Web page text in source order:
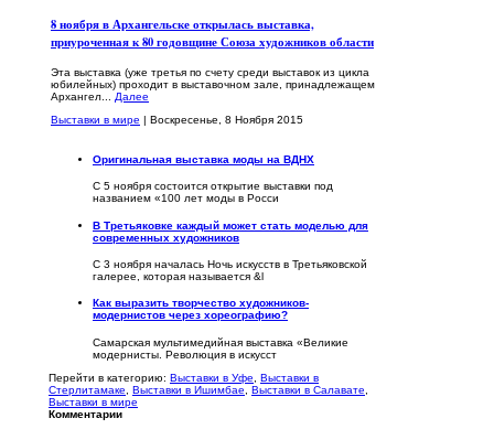
8 ноября в Архангельске открылась выставка,
приуроченная к 80 годовщине Союза художников области
Эта выставка (уже третья по счету среди выставок из цикла
юбилейных) проходит в выставочном зале, принадлежащем
Архангел... Далее
Выставки в мире | Воскресенье, 8 Ноября 2015
Оригинальная выставка моды на ВДНХ
С 5 ноября состоится открытие выставки под
названием «100 лет моды в Росси
В Третьяковке каждый может стать моделью для
современных художников
С 3 ноября началась Ночь искусств в Третьяковской
галерее, которая называется &l
Как выразить творчество художников-
модернистов через хореографию?
Самарская мультимедийная выставка «Великие
модернисты. Революция в искусст
Перейти в категорию: Выставки в Уфе
Выставки в
Стерлитамаке
Выставки в Ишимбае Выставки в Салавате
Выставки в мире
Комментарии